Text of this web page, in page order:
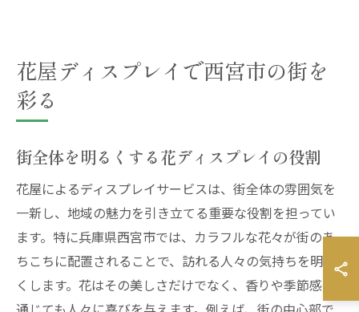
花屋ディスプレイで西宮市の街を
彩る
街全体を明るくする花ディスプレイの役割
花屋によるディスプレイサービスは、街全体の雰囲気を
一新し、地域の魅力を引き立てる重要な役割を担ってい
ます。特に兵庫県西宮市では、カラフルな花々が街のあ
ちこちに配置されることで、訪れる人々の気持ちを明る
くします。花はその美しさだけでなく、香りや季節感を